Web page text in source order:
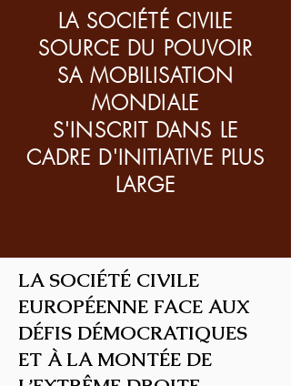
LA SOCIÉTÉ CIVILE
SOURCE DU POUVOIR
SA MOBILISATION
MONDIALE
S'INSCRIT DANS LE
CADRE D'INITIATIVE PLUS
LARGE
LA SOCIÉTÉ CIVILE
EUROPÉENNE FACE AUX
DÉFIS DÉMOCRATIQUES
ET À LA MONTÉE DE